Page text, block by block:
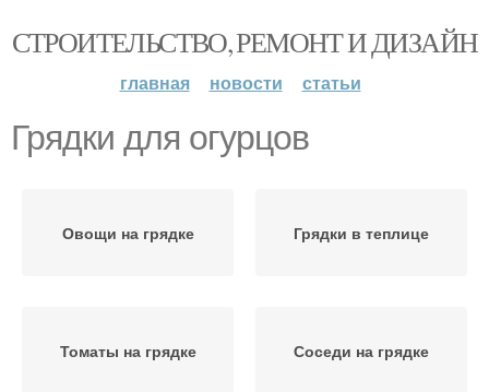
СТРОИТЕЛЬСТВО, РЕМОНТ И ДИЗАЙН
главная новости статьи
Грядки для огурцов
Овощи на грядке Грядки в теплице
Томаты на грядке Соседи на грядке